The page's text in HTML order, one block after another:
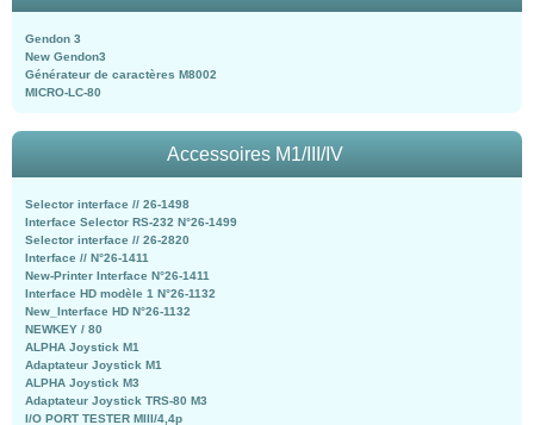
Gendon 3
New Gendon3
Générateur de caractères M8002
MICRO-LC-80
Accessoires M1/III/IV
Selector interface // 26-1498
Interface Selector RS-232 N°26-1499
Selector interface // 26-2820
Interface // N°26-1411
New-Printer Interface N°26-1411
Interface HD modèle 1 N°26-1132
New_Interface HD N°26-1132
NEWKEY / 80
ALPHA Joystick M1
Adaptateur Joystick M1
ALPHA Joystick M3
Adaptateur Joystick TRS-80 M3
I/O PORT TESTER MIII/4,4p